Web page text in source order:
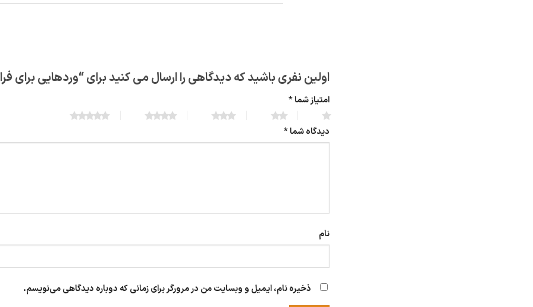
اولین نفری باشید که دیدگاهی را ارسال می کنید برای “وردهایی برای
امتیاز شما*
دیدگاه شما*
نام
ذخیره نام، ایمیل و وبسایت من در مرورگر برای زمانی که دوباره دیدگاهی می‌نویسم.